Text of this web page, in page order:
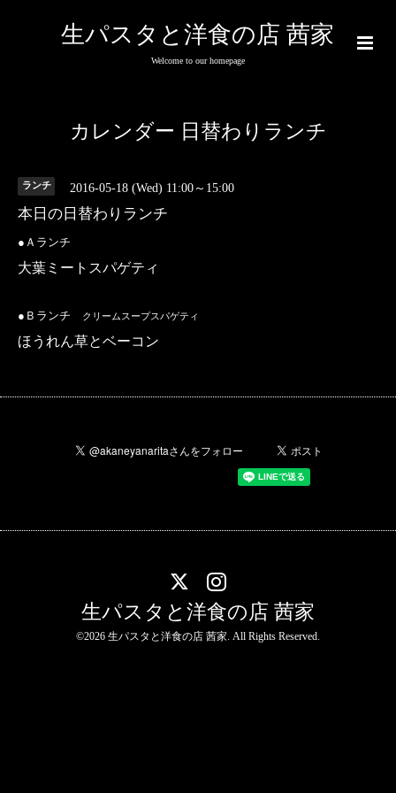
生パスタと洋食の店 茜家
Welcome to our homepage
カレンダー 日替わりランチ
ランチ 2016-05-18 (Wed) 11:00～15:00
本日の日替わりランチ
●Ａランチ
大葉ミートスパゲティ
●Ｂランチ クリームスープスパゲティ
ほうれん草とベーコン
生パスタと洋食の店 茜家
©2026 生パスタと洋食の店 茜家. All Rights Reserved.